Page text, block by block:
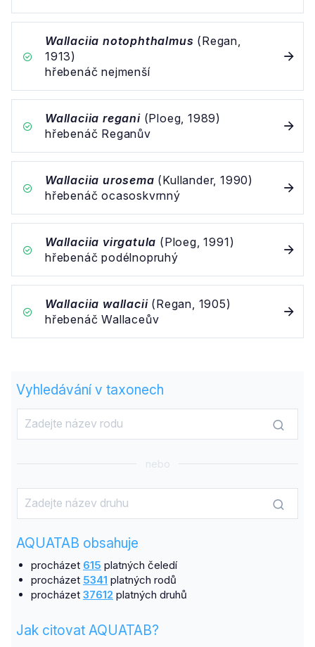
Wallaciia notophthalmus (Regan,
1913)
hřebenáč nejmenší
Wallaciia regani(Ploeg, 1989)
hřebenáč Reganův
Wallaciia urosema (Kullander, 1990)
hřebenáč ocasoskvrnný
Wallaciia virgatula (Ploeg, 1991)
hřebenáč podélnopruhý
Wallaciia wallacii(Regan, 1905)
hřebenáč Wallaceův
Vyhledávání v taxonech
nebo
AQUATAB obsahuje
procházet 615 platných čeledí
procházet 5341 platných rodů
procházet 37612 platných druhů
Jak citovat AQUATAB?